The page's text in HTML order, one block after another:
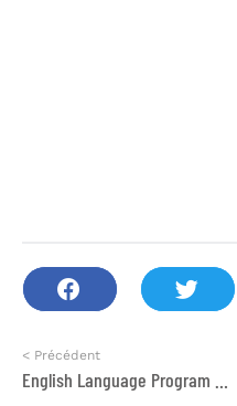
< Précédent